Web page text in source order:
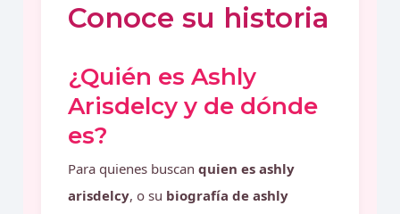
Conoce su historia
¿Quién es Ashly
Arisdelcy y de dónde
es?
Para quienes buscanquien es ashly
arisdelcy, o su biografía de ashly